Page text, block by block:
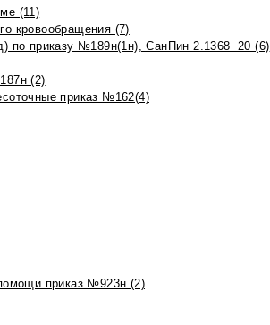
(11)
кровообращения (7)
по приказу №189н(1н), СанПин 2.1368−20 (6)
(2)
приказ №162(4)
приказ №923н (2)